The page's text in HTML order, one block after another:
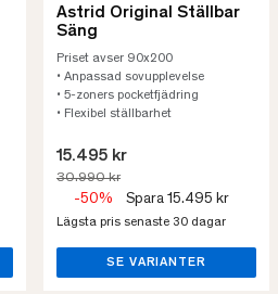
Astrid Original Ställbar
Säng
Priset avser 90x200
• Anpassad sovupplevelse
• 5-zoners pocketfjädring
• Flexibel ställbarhet
15.495 kr
30.990 kr
-50% Spara 15.495 kr
Lägsta pris senaste 30 dagar
SE VARIANTER